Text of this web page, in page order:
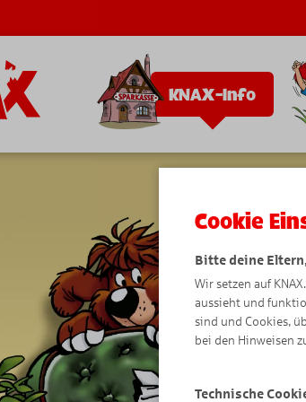
KNAX-Info
Cookie
Bitte deine
Wir setzen auf
aussieht und
sind und Cookies,
bei den Hinweisen
Technische